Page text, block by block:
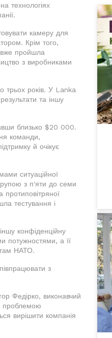
технологіях
камеру для
Крім того,
пройшла
з виробниками
трьох років. У Lanka
та іншу
близько $20 000.
команди,
й очікує
ситуаційної
з п'яти до семи
тестування і
конфіденційну
потужностями, а її
НАТО.
з
Федірко, виконавчий
проблемою
вирішити компанія